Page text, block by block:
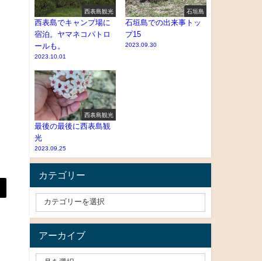
西表島観光
西表島でキャンプ場に
宿泊。ヤマネコパトロ
ールも。
2023.10.01
石垣島
石垣島での出来事トッ
プ15
2023.09.30
西表島観光
最後の最後に西表島観
光
2023.09.25
カテゴリー
アーカイブ